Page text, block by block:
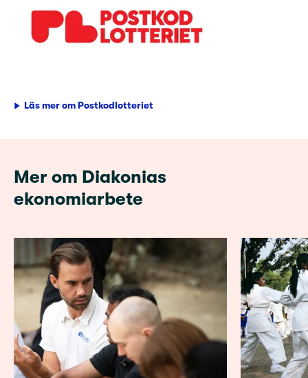
Läs mer om Postkodlotteriet
Mer om Diakonias
ekonomiarbete